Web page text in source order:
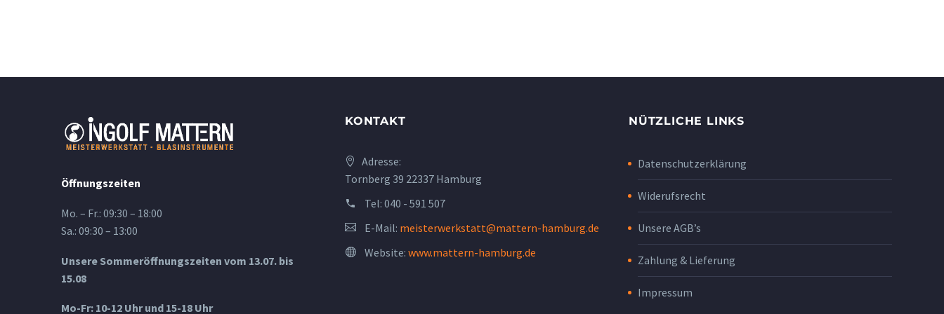
Öffnungszeiten
Mo. – Fr.: 09:30 – 18:00
Sa.: 09:30 – 13:00
Unsere Sommeröffnungszeiten vom 13.07. bis
15.08
Mo-Fr: 10-12 Uhr und 15-18 Uhr
KONTAKT
Adresse:
Tornberg 39 22337 Hamburg
Tel: 040 - 591 507
E-Mail: meisterwerkstatt@mattern-hamburg.de
Website: www.mattern-hamburg.de
NÜTZLICHE LINKS
Datenschutzerklärung
Widerufsrecht
Unsere AGB’s
Zahlung & Lieferung
Impressum